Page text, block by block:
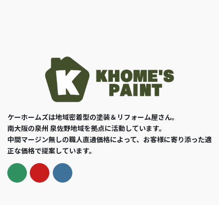
ケーホームズは地域密着型の塗装＆リフォーム屋さん。
南大阪の泉州 泉佐野地域を拠点に活動しています。
中間マージン無しの職人直通価格によって、お客様に寄り添った適
正な価格で提案しています。